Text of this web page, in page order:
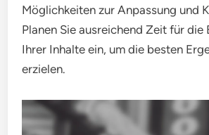
Möglichkeiten zur Anpassung und
Planen Sie ausreichend Zeit für die
Ihrer Inhalte ein, um die besten
erzielen.